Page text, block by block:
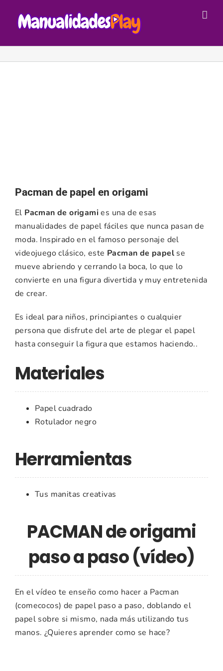
contenido
Pacman de papel en origami
El Pacman de origamies una de esas
manualidades de papel fáciles que nunca pasan de
moda. Inspirado en el famoso personaje del
videojuego clásico, este Pacman de papel se
mueve abriendo y cerrando la boca, lo que lo
convierte en una figura divertida y muy entretenida
de crear.
Es ideal para niños, principiantes o cualquier
persona que disfrute del arte de plegar el papel
hasta conseguir la figura que estamos haciendo..
Materiales
Papel cuadrado
Rotulador negro
Herramientas
Tus manitas creativas
PACMAN de origami
paso a paso (vídeo)
En el vídeo te enseño como hacer a Pacman
(comecocos) de papel paso a paso, doblando el
papel sobre si mismo, nada más utilizando tus
manos. ¿Quieres aprender como se hace?